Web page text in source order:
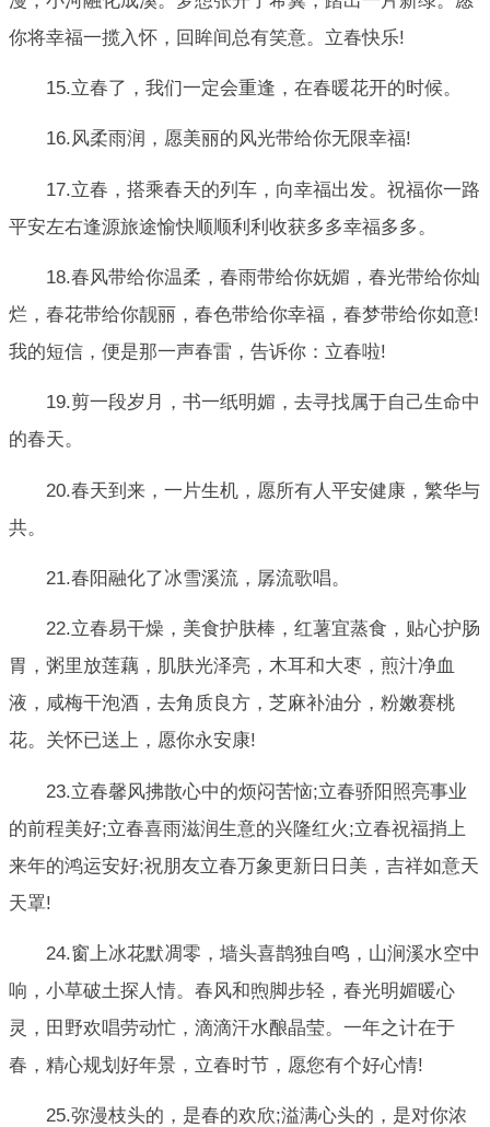
你将幸福一揽入怀，回眸间总有笑意。立春快乐!
15.立春了，我们一定会重逢，在春暖花开的时候。
16.风柔雨润，愿美丽的风光带给你无限幸福!
17.立春，搭乘春天的列车，向幸福出发。祝福你一路
平安左右逢源旅途愉快顺顺利利收获多多幸福多多。
18.春风带给你温柔，春雨带给你妩媚，春光带给你灿
烂，春花带给你靓丽，春色带给你幸福，春梦带给你如意!
我的短信，便是那一声春雷，告诉你：立春啦!
19.剪一段岁月，书一纸明媚，去寻找属于自己生命中
的春天。
20.春天到来，一片生机，愿所有人平安健康，繁华与
共。
21.春阳融化了冰雪溪流，孱流歌唱。
22.立春易干燥，美食护肤棒，红薯宜蒸食，贴心护肠
胃，粥里放莲藕，肌肤光泽亮，木耳和大枣，煎汁净血
液，咸梅干泡酒，去角质良方，芝麻补油分，粉嫩赛桃
花。关怀已送上，愿你永安康!
23.立春馨风拂散心中的烦闷苦恼;立春骄阳照亮事业
的前程美好;立春喜雨滋润生意的兴隆红火;立春祝福捎上
来年的鸿运安好;祝朋友立春万象更新日日美，吉祥如意天
天罩!
24.窗上冰花默凋零，墙头喜鹊独自鸣，山涧溪水空中
响，小草破土探人情。春风和煦脚步轻，春光明媚暖心
灵，田野欢唱劳动忙，滴滴汗水酿晶莹。一年之计在于
春，精心规划好年景，立春时节，愿您有个好心情!
25.弥漫枝头的，是春的欢欣;溢满心头的，是对你浓